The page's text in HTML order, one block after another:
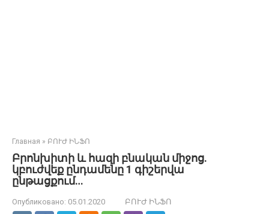
Главная » ԲՈՒԺ ԻՆՖՈ
Բրոնխիտի և հազի բնական միջոց.
կբուժվեք ընդամենը 1 գիշերվա
ընթացքում…
Опубликовано: 05.01.2020 ԲՈՒԺ ԻՆՖՈ